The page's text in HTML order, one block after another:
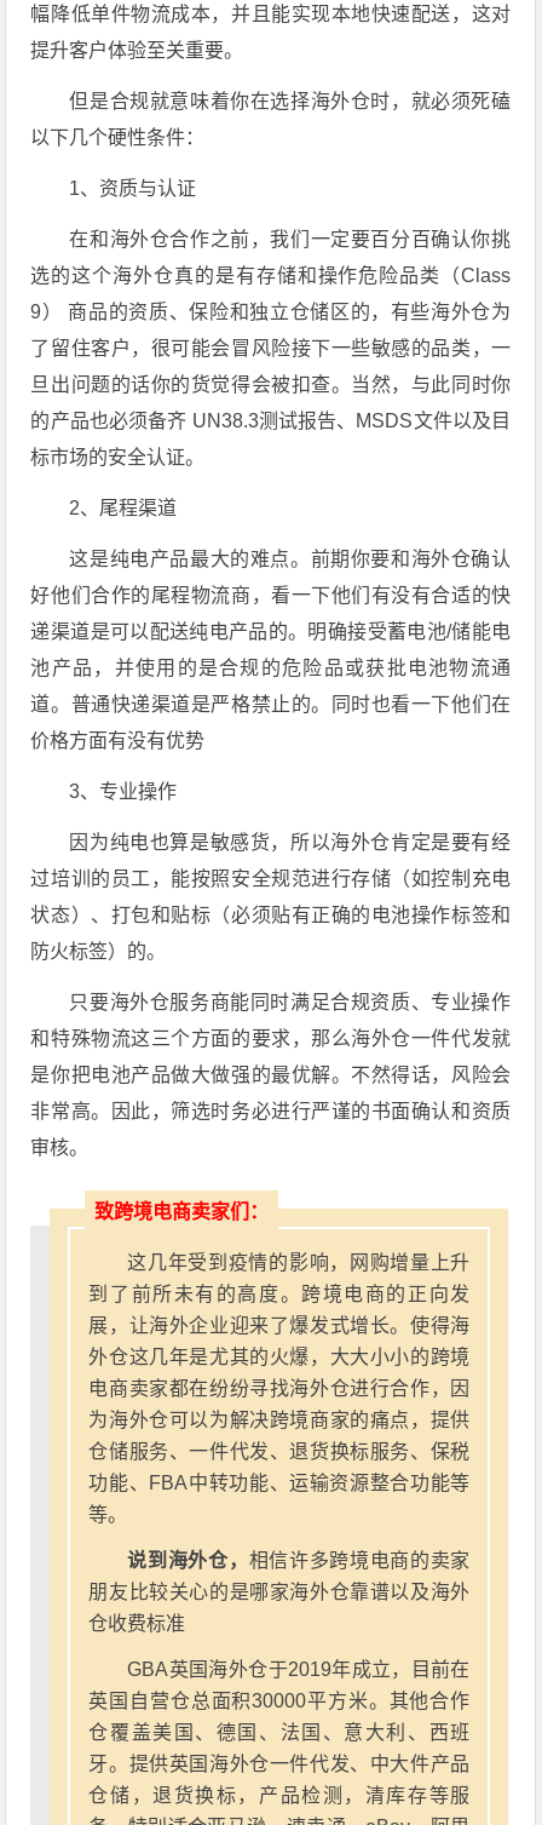
幅降低单件物流成本，并且能实现本地快速配送，这对
提升客户体验至关重要。
但是合规就意味着你在选择海外仓时，就必须死磕
以下几个硬性条件：
1、资质与认证
在和海外仓合作之前，我们一定要百分百确认你挑
选的这个海外仓真的是有存储和操作危险品类（Class
9） 商品的资质、保险和独立仓储区的，有些海外仓为
了留住客户，很可能会冒风险接下一些敏感的品类，一
旦出问题的话你的货觉得会被扣查。当然，与此同时你
的产品也必须备齐 UN38.3测试报告、MSDS文件以及目
标市场的安全认证。
2、尾程渠道
这是纯电产品最大的难点。前期你要和海外仓确认
好他们合作的尾程物流商，看一下他们有没有合适的快
递渠道是可以配送纯电产品的。明确接受蓄电池/储能电
池产品，并使用的是合规的危险品或获批电池物流通
道。普通快递渠道是严格禁止的。同时也看一下他们在
价格方面有没有优势
3、专业操作
因为纯电也算是敏感货，所以海外仓肯定是要有经
过培训的员工，能按照安全规范进行存储（如控制充电
状态）、打包和贴标（必须贴有正确的电池操作标签和
防火标签）的。
只要海外仓服务商能同时满足合规资质、专业操作
和特殊物流这三个方面的要求，那么海外仓一件代发就
是你把电池产品做大做强的最优解。不然得话，风险会
非常高。因此，筛选时务必进行严谨的书面确认和资质
审核。
致跨境电商卖家们：
这几年受到疫情的影响，网购增量上升
到了前所未有的高度。跨境电商的正向发
展，让海外企业迎来了爆发式增长。使得海
外仓这几年是尤其的火爆，大大小小的跨境
电商卖家都在纷纷寻找海外仓进行合作，因
为海外仓可以为解决跨境商家的痛点，提供
仓储服务、一件代发、退货换标服务、保税
功能、FBA中转功能、运输资源整合功能等
等。
说到海外仓， 相信许多跨境电商的卖家
朋友比较关心的是哪家海外仓靠谱以及海外
仓收费标准
GBA英国海外仓于2019年成立，目前在
英国自营仓总面积30000平方米。其他合作
仓覆盖美国、德国、法国、意大利、西班
牙。提供英国海外仓一件代发、中大件产品
仓储，退货换标，产品检测，清库存等服